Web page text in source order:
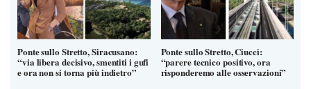
Ponte sullo Stretto, Siracusano:
“via libera decisivo, smentiti i gufi
e ora non si torna più indietro”
Ponte sullo Stretto, Ciucci:
“parere tecnico positivo, ora
risponderemo alle osservazioni”